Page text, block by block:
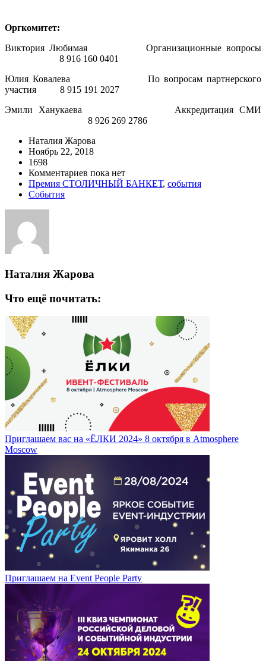
Оргкомитет:
Виктория Любимая Организационные вопросы
8 916 160 0401
Юлия Ковалева По вопросам партнерского
участия 8 915 191 2027
Эмили Ханукаева Аккредитация СМИ
8 926 269 2786
Наталия Жарова
Ноябрь 22, 2018
1698
Комментариев пока нет
Премия СТОЛИЧНЫЙ БАНКЕТ, события
События
Наталия Жарова
Что ещё почитать:
Приглашаем вас на «ЁЛКИ 2024» 8 октября в Atmosphere
Moscow
Приглашаем на Event People Party